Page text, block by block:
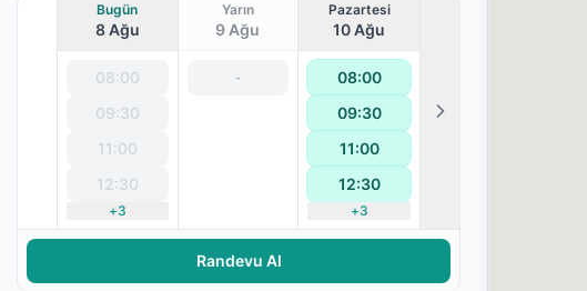
Bugün
8 Ağu
08:00
09:30
11:00
12:30
+3
Yarın
9 Ağu
-
Pazartesi
10 Ağu
08:00
09:30
11:00
12:30
+3
Randevu Al